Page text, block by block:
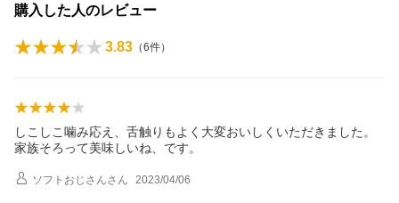
購入した人のレビュー
3.83 （6件）
しこしこ噛み応え、舌触りもよく大変おいしくいただきました。
家族そろって美味しいね、です。
ソフトおじさんさん 2023/04/06